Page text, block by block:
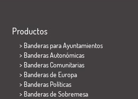
Productos
> Banderas para Ayuntamientos
> Banderas Autonómicas
> Banderas Comunitarias
> Banderas de Europa
> Banderas Políticas
> Banderas de Sobremesa